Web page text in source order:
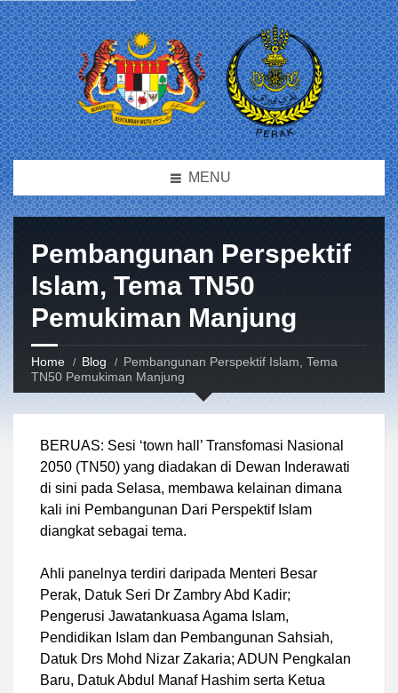
MENU
Pembangunan Perspektif
Islam, Tema TN50
Pemukiman Manjung
Home Blog
Pembangunan Perspektif Islam, Tema
TN50 Pemukiman Manjung
BERUAS: Sesi ‘town hall’ Transfomasi Nasional
2050 (TN50) yang diadakan di Dewan Inderawati
di sini pada Selasa, membawa kelainan dimana
kali ini Pembangunan Dari Perspektif Islam
diangkat sebagai tema.
Ahli panelnya terdiri daripada Menteri Besar
Perak, Datuk Seri Dr Zambry Abd Kadir;
Pengerusi Jawatankuasa Agama Islam,
Pendidikan Islam dan Pembangunan Sahsiah,
Datuk Drs Mohd Nizar Zakaria; ADUN Pengkalan
Baru, Datuk Abdul Manaf Hashim serta Ketua